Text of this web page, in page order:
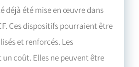
déjà été mise en œuvre dans
Ces dispositifs pourraient être
et renforcés. Les
coût. Elles ne peuvent être